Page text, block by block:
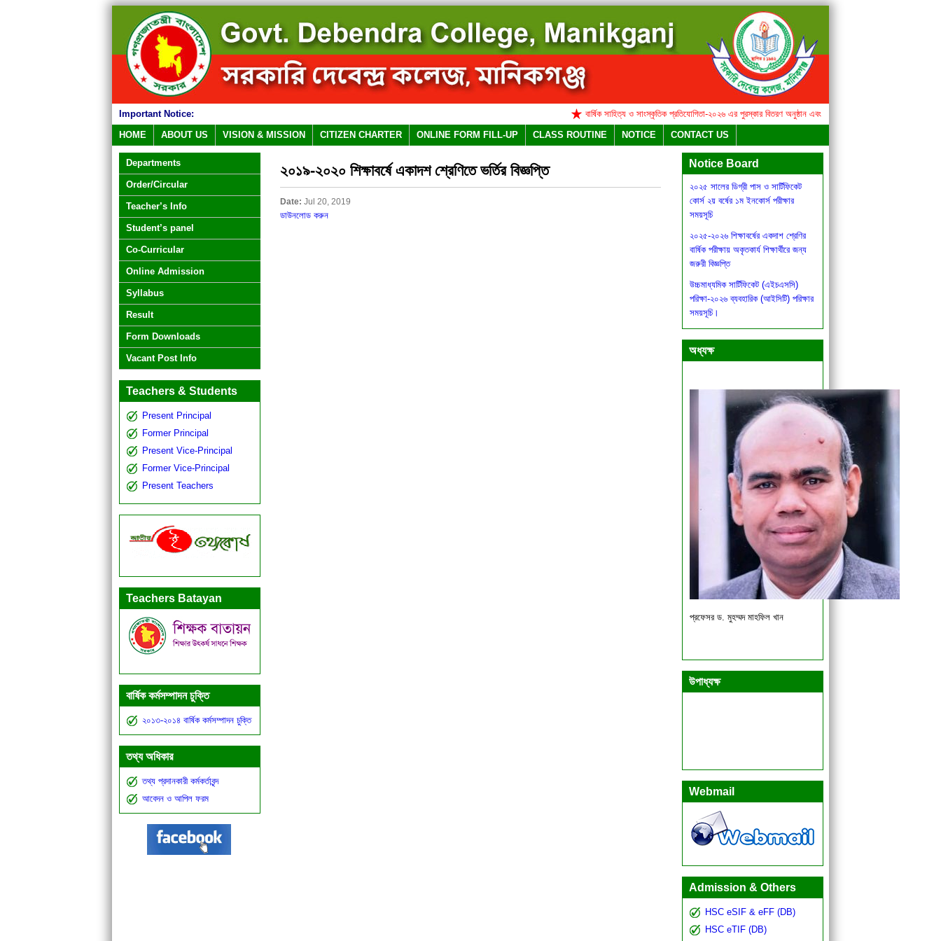
Important Notice: বার্ষিক সাহিত্য ও সাংস্কৃতিক প্রতিযোগিতা-২০২৬ এর পুরস্কার বিতরণ অনুষ্ঠান এবং মিষ্টি উৎসব সংক্রান্ত বিজ্ঞপ্তি
HOME
ABOUT US VISION & MISSION CITIZEN CHARTER ONLINE FORM FILL-UP CLASS ROUTINE NOTICE CONTACT US
Departments
Order/Circular
Teacher’s Info
Student’s panel
Co-Curricular
Online Admission
Syllabus
Result
Form Downloads
Vacant Post Info
Teachers & Students
Present Principal
Former Principal
Present Vice-Principal
Former Vice-Principal
Present Teachers
Teachers Batayan
বার্ষিক কর্মসম্পাদন চুক্তি
২০১৩-২০১৪ বার্ষিক কর্মসম্পাদন চুক্তি
তথ্য অধিকার
তথ্য প্রদানকারী কর্মকর্তাবৃন্দ
আবেদন ও আপিল ফরম
২০১৯-২০২০ শিক্ষাবর্ষে একাদশ শ্রেণিতে ভর্তির বিজ্ঞপ্তি
Date: Jul 20, 2019
ডাউনলোড করুন
Notice Board
বার্ষিক সাহিত্য ও সাংস্কৃতিক
অনুষ্ঠান এবং মিষ্টি উৎসব সংক্রান্ত বিজ্ঞপ্তি
২০২৫ সালের ডিগ্রী পাস ও সার্টিফিকেট
কোর্স ২য় বর্ষের ১ম ইনকোর্স পরীক্ষার
সময়সূচি
বার্ষিক পরীক্ষায় অকৃতকার্য শিক্ষার্থীরে জন্য
জরুরী বিজ্ঞপ্তি
পরিক্ষা-২০২৬ ব্যবহারিক (আইসিটি) পরিক্ষার
সময়সূচি।
বিজ্ঞপ্তি।
অধ্যক্ষ
প্রফেসর ড. মুহম্মদ মাহফিল খান
উপাধ্যক্ষ
Webmail
Admission & Others
HSC eSIF & eFF (DB)
HSC eTIF (DB)